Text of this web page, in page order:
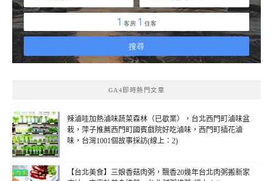
GA4即時熱門文章
辣滷哇加熱滷味蔬菜森林（已歇業），台北西門町滷味盆
栽，萍子推薦西門町國賓戲院好吃滷味，西門町插花滷
味，台灣1001個故事採訪(線上：2)
【台北美食】三娘香菇肉粥，飄香20幾年台北肉粥搬新家